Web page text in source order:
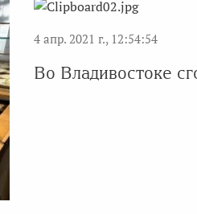
4 апр. 2021 г., 12:54:54
Во Владивостоке